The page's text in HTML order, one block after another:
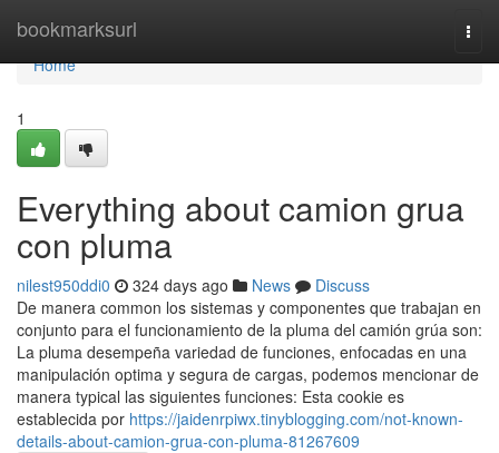
bookmarksurl
Home
Home
1
Everything about camion grua
con pluma
nilest950ddi0 324 days ago News
Discuss
De manera common los sistemas y componentes que trabajan en
conjunto para el funcionamiento de la pluma del camión grúa son:
La pluma desempeña variedad de funciones, enfocadas en una
manipulación optima y segura de cargas, podemos mencionar de
manera typical las siguientes funciones: Esta cookie es
establecida por https://jaidenrpiwx.tinyblogging.com/not-known-
details-about-camion-grua-con-pluma-81267609